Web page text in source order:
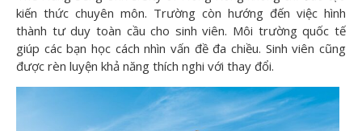
kiến thức chuyên môn. Trường còn hướng đến việc hình
thành tư duy toàn cầu cho sinh viên. Môi trường quốc tế
giúp các bạn học cách nhìn vấn đề đa chiều. Sinh viên cũng
được rèn luyện khả năng thích nghi với thay đổi.